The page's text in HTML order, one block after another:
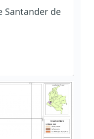
Santander de